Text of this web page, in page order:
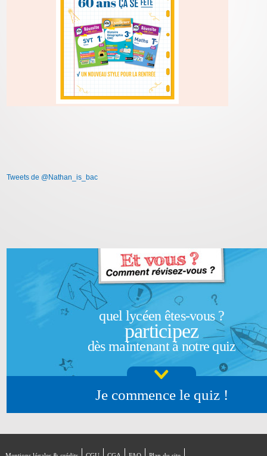
Tweets de @Nathan_is_bac
quel lycéen êtes-vous ?
participez
dès maintenant à notre quiz
Je commence le quiz !